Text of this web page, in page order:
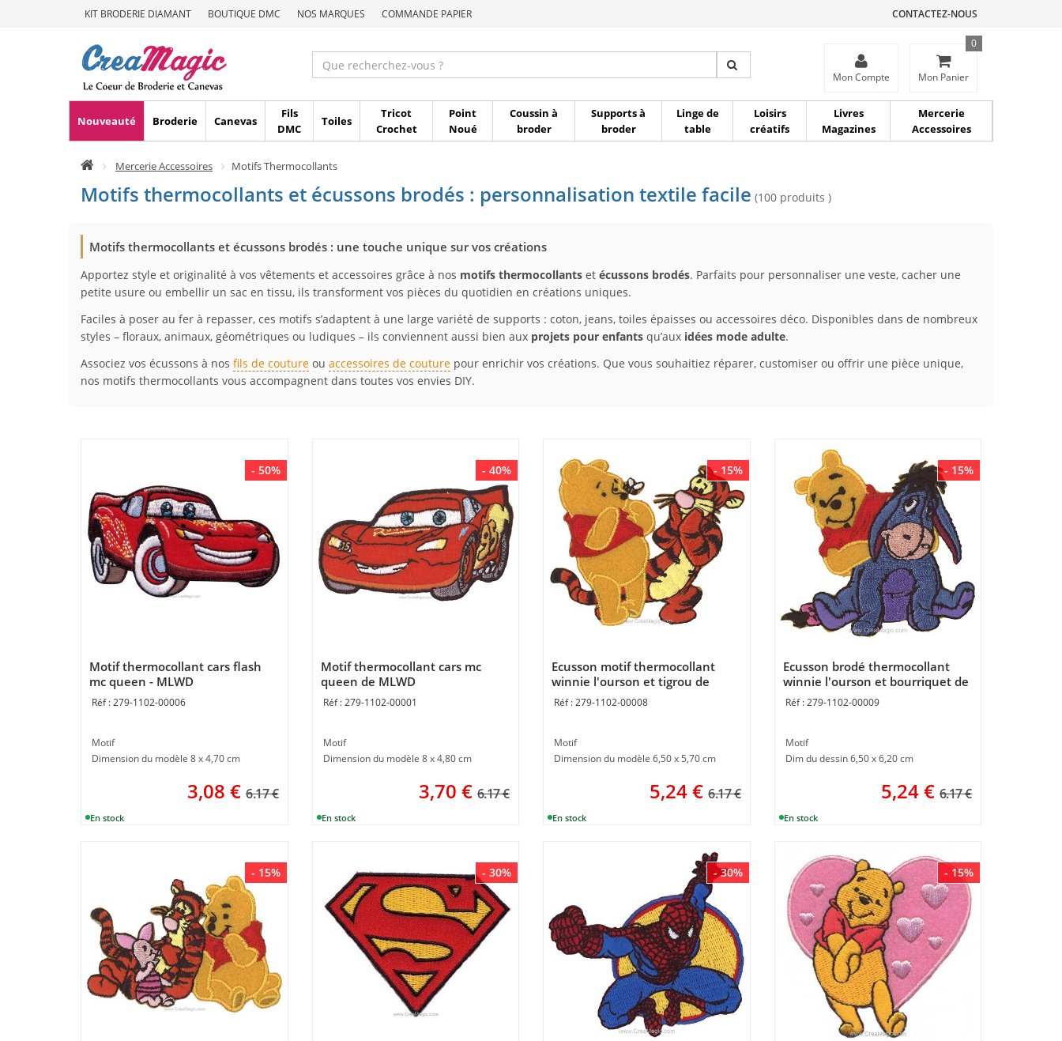
KIT BRODERIE DIAMANT BOUTIQUE DMC NOS MARQUES COMMANDE PAPIER CONTACTEZ-NOUS
Mon Compte Mon Panier
0
Nouveauté Broderie Canevas
Fils
DMC
Toiles
Tricot
Crochet
Point
Noué
Coussin à
broder
Supports à
broder
Linge de
table
Loisirs
créatifs
Livres
Magazines
Mercerie
Accessoires
Mercerie Accessoires Motifs Thermocollants
Motifs thermocollants et écussons brodés : personnalisation textile facile (100 produits )
Motifs thermocollants et écussons brodés : une touche unique sur vos créations
Apportez style et originalité à vos vêtements et accessoires grâce à nos motifs thermocollants et écussons brodés. Parfaits pour personnaliser une veste, cacher une
petite usure ou embellir un sac en tissu, ils transforment vos pièces du quotidien en créations uniques.
Faciles à poser au fer à repasser, ces motifs s’adaptent à une large variété de supports : coton, jeans, toiles épaisses ou accessoires déco. Disponibles dans de nombreux
styles – floraux, animaux, géométriques ou ludiques – ils conviennent aussi bien aux projets pour enfants qu’aux idées mode adulte.
Associez vos écussons à nos fils de couture ou accessoires de couture pour enrichir vos créations. Que vous souhaitiez réparer, customiser ou offrir une pièce unique,
nos motifs thermocollants vous accompagnent dans toutes vos envies DIY.
- 50%
Motif thermocollant cars flash
mc queen - MLWD
279-1102-00006
Motif
Dimension du modèle 8 x 4,70 cm
3,08 € 6.17 €
- 40%
Motif thermocollant cars mc
queen de MLWD
279-1102-00001
Motif
Dimension du modèle 8 x 4,80 cm
3,70 € 6.17 €
- 15%
Ecusson motif thermocollant
winnie l'ourson et tigrou de
MLWD279-1102-00008
Motif
Dimension du modèle 6,50 x 5,70 cm
5,24€ 6.17 €
- 15%
Ecusson brodé thermocollant
winnie l'ourson et bourriquet de
MLWD279-1102-00009
Motif
Dim du dessin 6,50 x 6,20 cm
5,24€ 6.17 €
- 15% - 30% - 30% - 15%